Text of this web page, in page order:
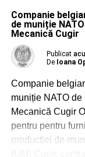
Companie
de muniție
Mecanică Cugir
Publicat
De Ioana
Companie
muniție NATO
Mecanică Cugir
pentru pentru
producției de